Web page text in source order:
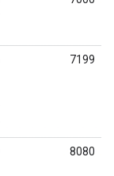
7199
8080